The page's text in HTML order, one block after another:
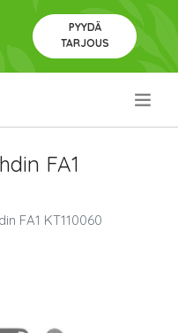
PYYDÄ
TARJOUS
FA1
FA1 KT110060